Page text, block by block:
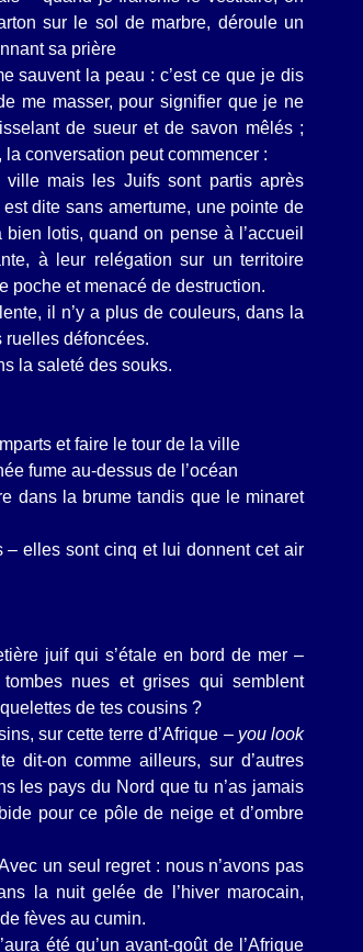
sur le sol de marbre, déroule un
sa prière
sauvent la peau : c’est ce que je dis
me masser, pour signifier que je ne
de sueur et de savon mêlés ;
conversation peut commencer :
mais les Juifs sont partis après
dite sans amertume, une pointe de
lotis, quand on pense à l’accueil
à leur relégation sur un territoire
poche et menacé de destruction.
il n’y a plus de couleurs, dans la
défoncées.
la saleté des souks.
et faire le tour de la ville
fume au-dessus de l’océan
dans la brume tandis que le minaret
– elles sont cinq et lui donnent cet air
juif qui s’étale en bord de mer –
nues et grises qui semblent
de tes cousins ?
sur cette terre d’Afrique – you look
dit-on comme ailleurs, sur d’autres
les pays du Nord que tu n’as jamais
pour ce pôle de neige et d’ombre
un seul regret : nous n’avons pas
la nuit gelée de l’hiver marocain,
fèves au cumin.
été qu’un avant-goût de l’Afrique